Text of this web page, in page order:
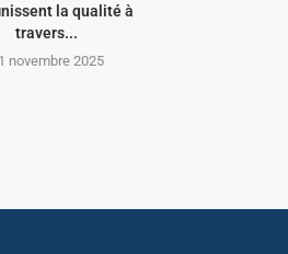
la qualité à
travers...
novembre 2025